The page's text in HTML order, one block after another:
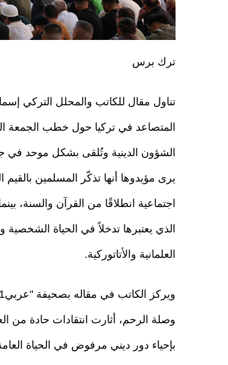
ترك برس
تناول مقال للكاتب والمحلل التركي
المتصاعد في تركيا حول خطب الجمعة
الشؤون الدينية وتُلقى بشكل موحد في
يرى مؤيدوها أنها تذكّر المسلمين بالقيم
اجتماعية انطلاقًا من القرآن والسنة،
الذي يعتبرها تدخلاً في الحياة الشخصية
العلمانية والأتاتوركية.
وصلة الرحم، أثارت انتقادات حادة من
بإحياء دور ديني مرفوض في الحياة